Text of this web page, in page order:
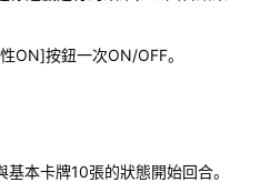
ON]按鈕一次ON/OFF。
本卡牌10張的狀態開始回合。